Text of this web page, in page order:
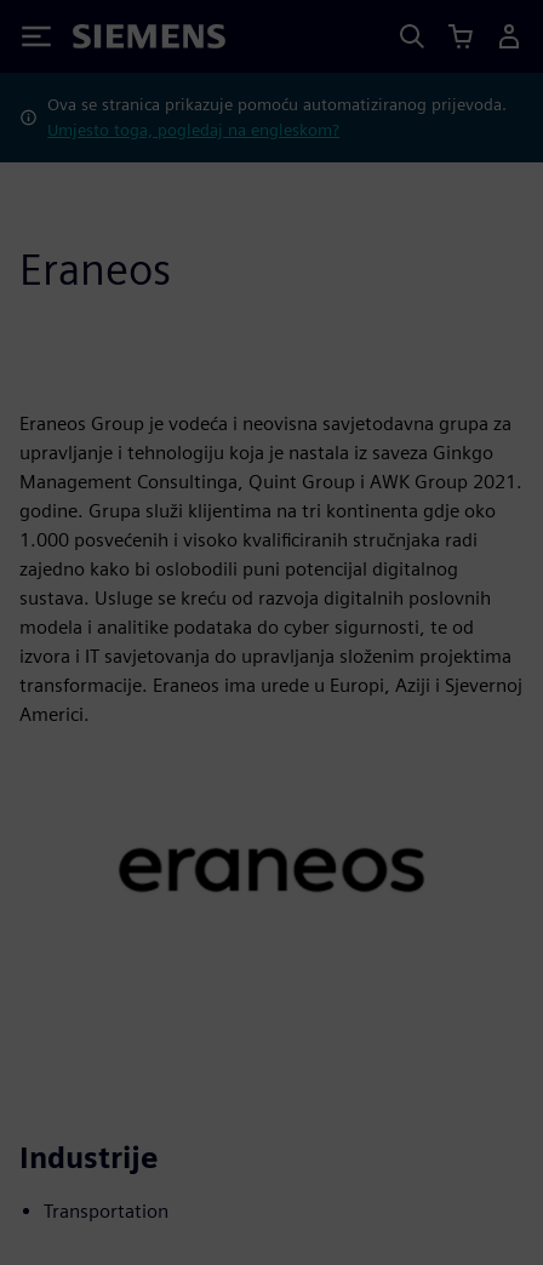
Siemens
Ova se stranica prikazuje pomoću automatiziranog prijevoda.
Umjesto toga, pogledaj na engleskom?
Eraneos
Eraneos Group je vodeća i neovisna savjetodavna grupa za
upravljanje i tehnologiju koja je nastala iz saveza Ginkgo
Management Consultinga, Quint Group i AWK Group 2021.
godine. Grupa služi klijentima na tri kontinenta gdje oko
1.000 posvećenih i visoko kvalificiranih stručnjaka radi
zajedno kako bi oslobodili puni potencijal digitalnog
sustava. Usluge se kreću od razvoja digitalnih poslovnih
modela i analitike podataka do cyber sigurnosti, te od
izvora i IT savjetovanja do upravljanja složenim projektima
transformacije. Eraneos ima urede u Europi, Aziji i Sjevernoj
Americi.
Industrije
Transportation